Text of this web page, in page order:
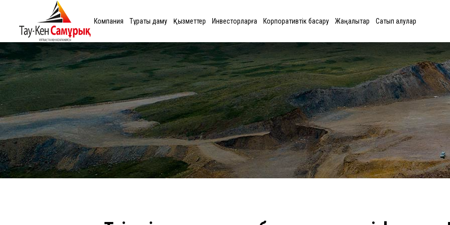
Компания Тұрақты даму Қызметтер Инвесторларға Корпоративтік басқару Жаңалықтар Сатып алулар